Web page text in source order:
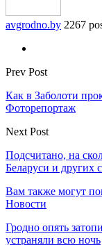
avgrodno.by 2267
Prev Post
Как в Заболоти
Фоторепортаж
Next Post
Подсчитано, на
Беларуси и других
Вам также могут
Новости
Гродно опять
устраняли всю ночь